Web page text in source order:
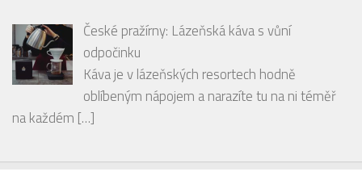
České pražírny: Lázeňská káva s vůní
odpočinku
Káva je v lázeňských resortech hodně
oblíbeným nápojem a narazíte tu na ni téměř
na každém […]